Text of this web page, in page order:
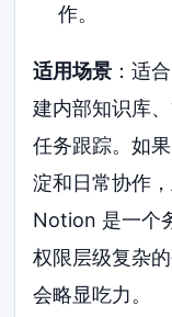
作。
适用场景 ：适
建内部知识库
任务跟踪。如
淀和日常协作
Notion 是一个
权限层级复杂
会略显吃力。